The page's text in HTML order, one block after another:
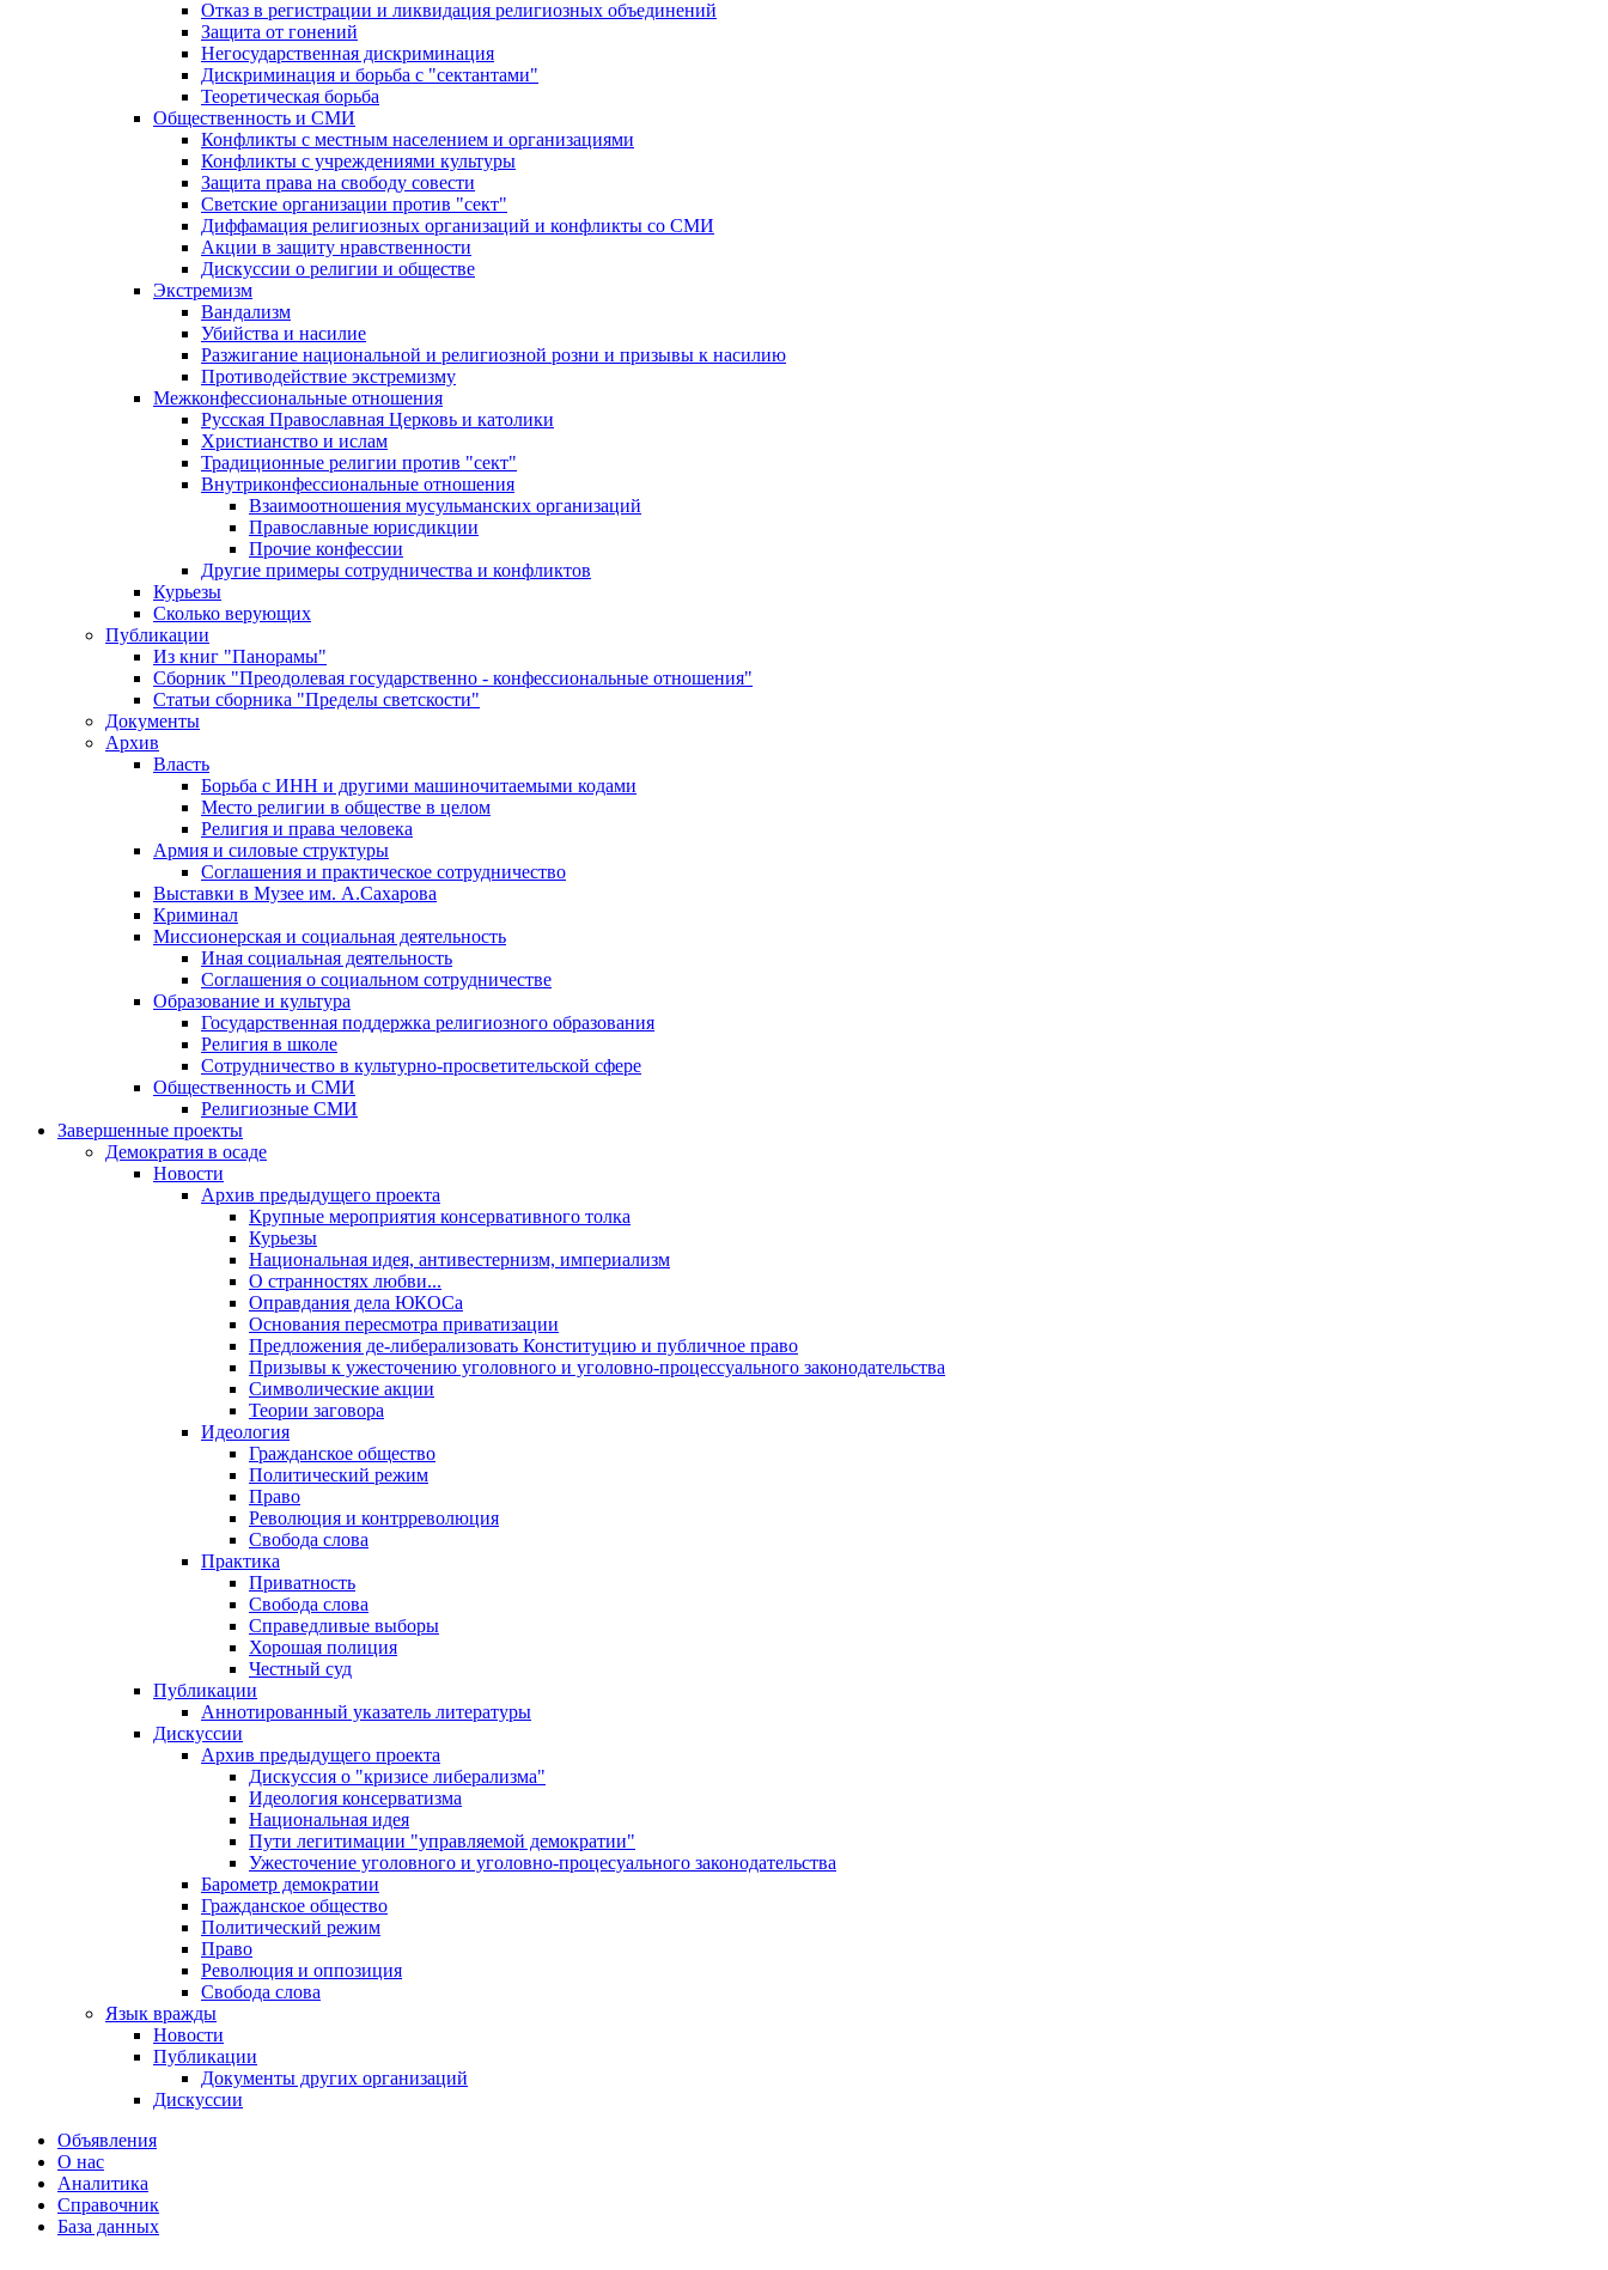
Отказ в регистрации и ликвидация религиозных объединений
Защита от гонений
Негосударственная дискриминация
Дискриминация и борьба с "сектантами"
Теоретическая борьба
Общественность и СМИ
Конфликты с местным населением и организациями
Конфликты с учреждениями культуры
Защита права на свободу совести
Светские организации против "сект"
Диффамация религиозных организаций и конфликты со СМИ
Акции в защиту нравственности
Дискуссии о религии и обществе
Экстремизм
Вандализм
Убийства и насилие
Разжигание национальной и религиозной розни и призывы к насилию
Противодействие экстремизму
Межконфессиональные отношения
Русская Православная Церковь и католики
Христианство и ислам
Традиционные религии против "сект"
Внутриконфессиональные отношения
Взаимоотношения мусульманских организаций
Православные юрисдикции
Прочие конфессии
Другие примеры сотрудничества и конфликтов
Курьезы
Сколько верующих
Публикации
Из книг "Панорамы"
Сборник "Преодолевая государственно - конфессиональные отношения"
Статьи сборника "Пределы светскости"
Документы
Архив
Власть
Борьба с ИНН и другими машиночитаемыми кодами
Место религии в обществе в целом
Религия и права человека
Армия и силовые структуры
Соглашения и практическое сотрудничество
Выставки в Музее им. А.Сахарова
Криминал
Миссионерская и социальная деятельность
Иная социальная деятельность
Соглашения о социальном сотрудничестве
Образование и культура
Государственная поддержка религиозного образования
Религия в школе
Сотрудничество в культурно-просветительской сфере
Общественность и СМИ
Религиозные СМИ
Завершенные проекты
Демократия в осаде
Новости
Архив предыдущего проекта
Крупные мероприятия консервативного толка
Курьезы
Национальная идея, антивестернизм, империализм
О странностях любви...
Оправдания дела ЮКОСа
Основания пересмотра приватизации
Предложения де-либерализовать Конституцию и публичное право
Призывы к ужесточению уголовного и уголовно-процессуального законодательства
Символические акции
Теории заговора
Идеология
Гражданское общество
Политический режим
Право
Революция и контрреволюция
Свобода слова
Практика
Приватность
Свобода слова
Справедливые выборы
Хорошая полиция
Честный суд
Публикации
Аннотированный указатель литературы
Дискуссии
Архив предыдущего проекта
Дискуссия о "кризисе либерализма"
Идеология консерватизма
Национальная идея
Пути легитимации "управляемой демократии"
Ужесточение уголовного и уголовно-процесуального законодательства
Барометр демократии
Гражданское общество
Политический режим
Право
Революция и оппозиция
Свобода слова
Язык вражды
Новости
Публикации
Документы других организаций
Дискуссии
Объявления
О нас
Аналитика
Справочник
База данных